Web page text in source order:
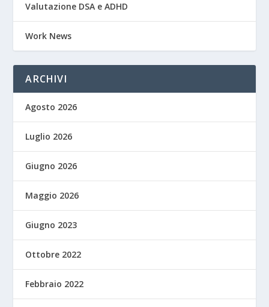
Valutazione DSA e ADHD
Work News
ARCHIVI
Agosto 2026
Luglio 2026
Giugno 2026
Maggio 2026
Giugno 2023
Ottobre 2022
Febbraio 2022